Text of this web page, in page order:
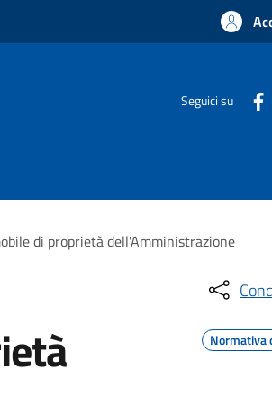
Seguici su
di proprietà dell'Amministrazione
Normativa